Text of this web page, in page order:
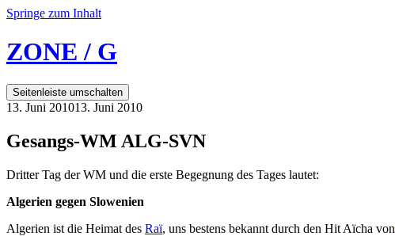
Springe zum Inhalt
ZONE / G
Seitenleiste umschalten
13. Juni 201013. Juni 2010
Gesangs-WM ALG-SVN
Dritter Tag der WM und die erste Begegnung des Tages lautet:
Algerien gegen Slowenien
Algerien ist die Heimat des Raï, uns bestens bekannt durch den Hit Aïcha von